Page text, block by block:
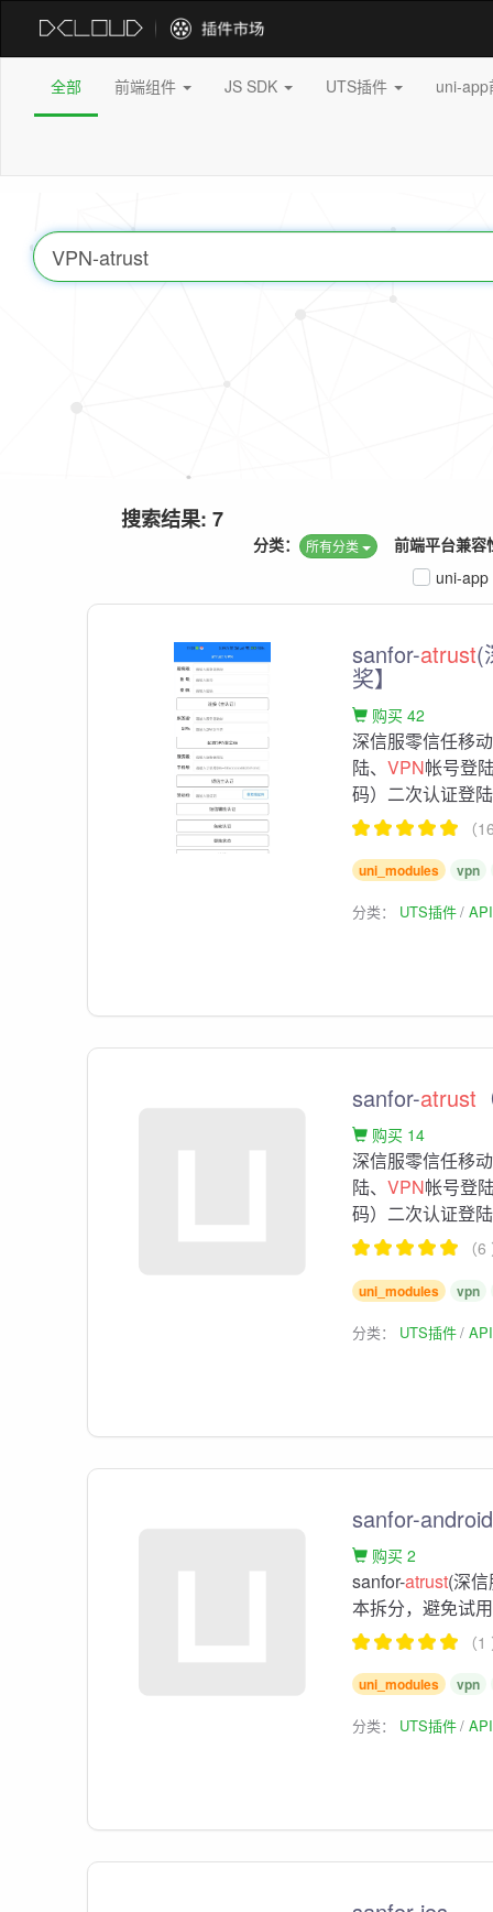
全部 前端组件 JS SDK UTS插件 uni-
搜索结果: 7
前端平台兼容
分类： 所有分类
uni-app
sanfor-atrust(
奖】
购买 42
深信服零信任移
陆、VPN帐号登
码）二次认证登
（
uni_modules vpn
分类： UTS插件
sanfor-atrust
购买 14
深信服零信任移
陆、VPN帐号登
码）二次认证登
（
uni_modules vpn
分类： UTS插件
sanfor-android
购买 2
sanfor-atrust(深
本拆分，避免试
（
uni_modules vpn
分类： UTS插件